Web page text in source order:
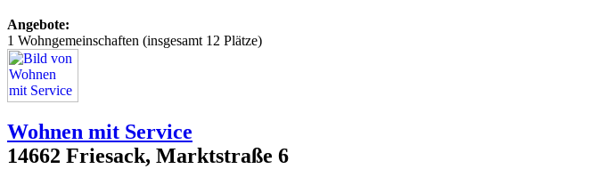
Angebote:
1 Wohngemeinschaften (insgesamt 12 Plätze)
Wohnen mit Service
14662 Friesack, Marktstraße 6